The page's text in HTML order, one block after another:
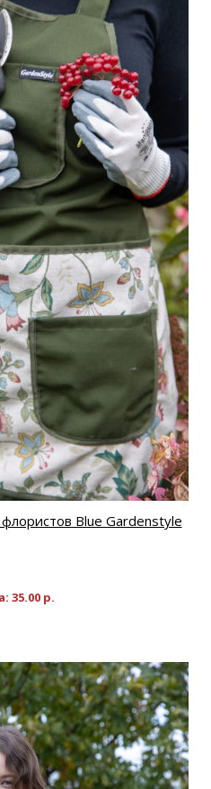
Blue Gardenstyle
35.00 р.